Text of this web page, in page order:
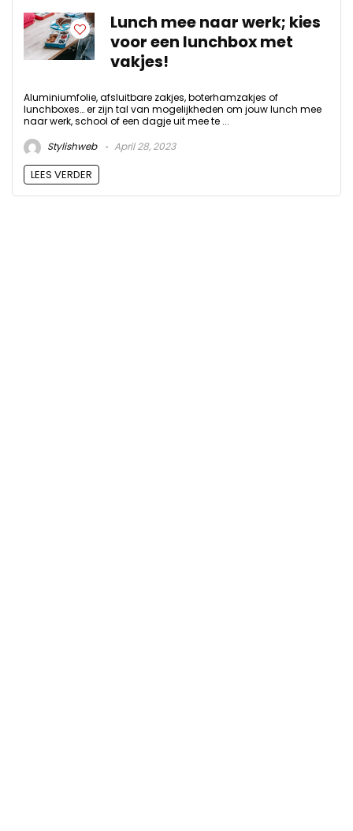
Lunch mee naar werk; kies
voor een lunchbox met
vakjes!
Aluminiumfolie, afsluitbare zakjes, boterhamzakjes of
lunchboxes… er zijn tal van mogelijkheden om jouw lunch mee
naar werk, school of een dagje uit mee te ...
Stylishweb
April 28, 2023
LEES VERDER